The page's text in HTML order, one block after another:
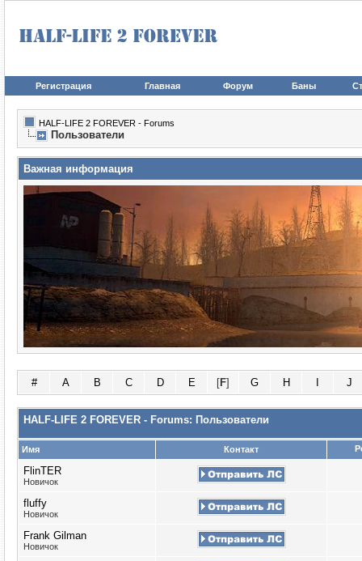
Регистрация Главная Форум Баны
HALF-LIFE 2 FOREVER - Forums
Пользователи
Важная информация
# A B C D E [F] G H J
HALF-LIFE 2 FOREVER - Forums: Пользователи
Имя Контакт
FlinTER
Новичок
fluffy
Новичок
Frank Gilman
Новичок